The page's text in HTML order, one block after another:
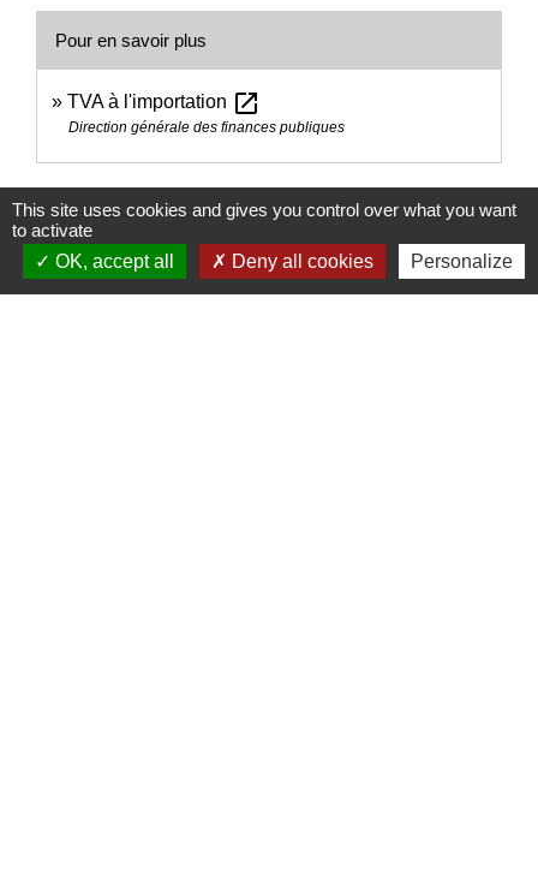
Pour en savoir plus
TVA à l'importation open_in_new
Direction générale des finances publiques
Signaler une erreur sur cette page
This site uses cookies and gives you control over what you want
to activate
OK, accept all
Deny all cookies Personalize